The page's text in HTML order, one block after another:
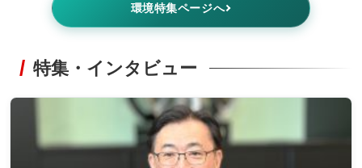
環境特集ページへ
特集・インタビュー